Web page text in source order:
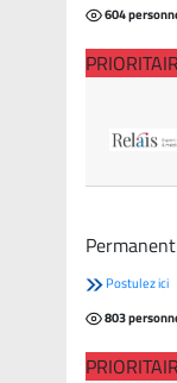
604
Postulez ici
803